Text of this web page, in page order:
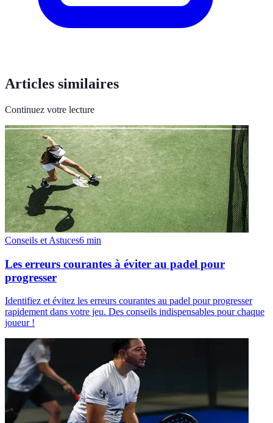
Articles similaires
Continuez votre lecture
Conseils et Astuces6 min
Les erreurs courantes à éviter au padel pour
progresser
Identifiez et évitez les erreurs courantes au padel pour progresser
rapidement dans votre jeu. Des conseils indispensables pour chaque
joueur !